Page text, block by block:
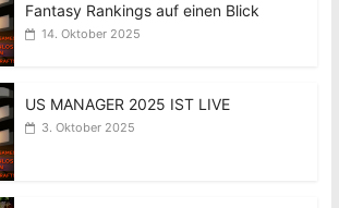
Fantasy Rankings auf einen Blick
14. Oktober 2025
US MANAGER 2025 IST LIVE
3. Oktober 2025